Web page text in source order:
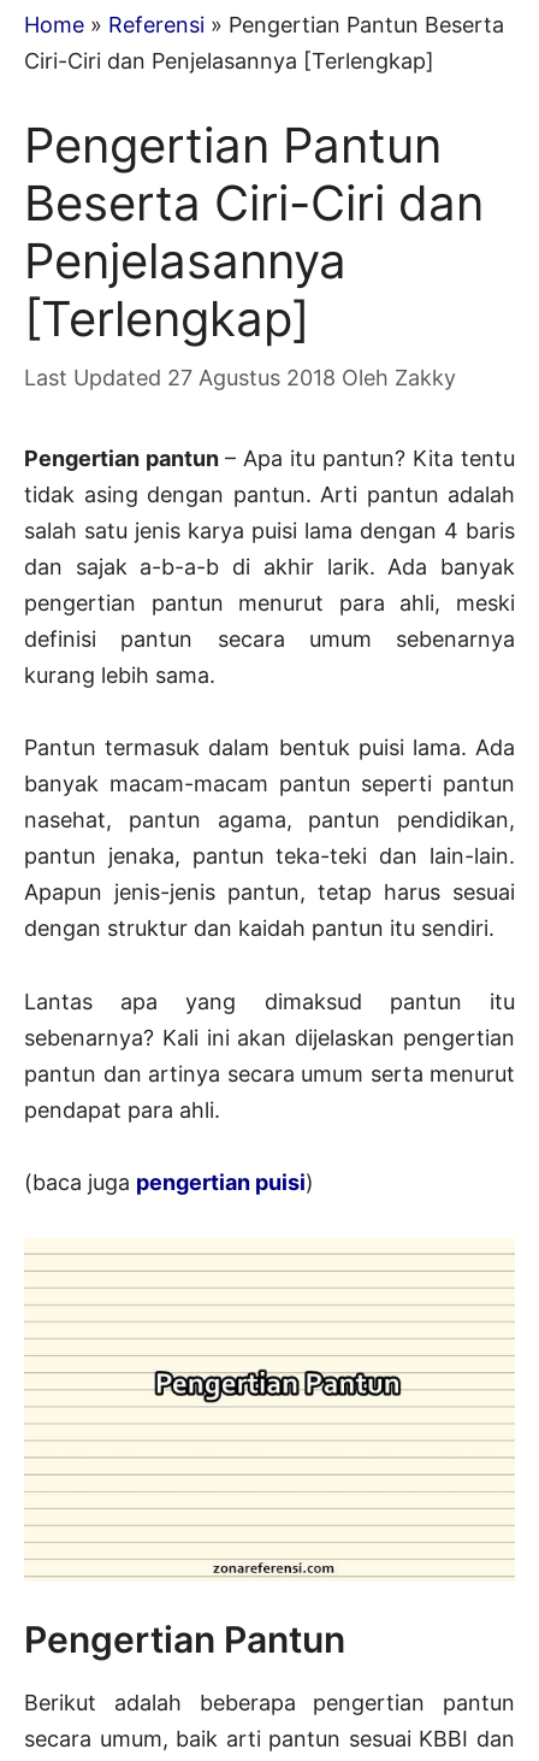
Home » Referensi » Pengertian Pantun Beserta
Ciri-Ciri dan Penjelasannya [Terlengkap]
Pengertian Pantun
Beserta Ciri-Ciri dan
Penjelasannya
[Terlengkap]
27 Agustus 2018 Oleh Zakky
Pengertian pantun – Apa itu pantun? Kita tentu
tidak asing dengan pantun. Arti pantun adalah
salah satu jenis karya puisi lama dengan 4 baris
dan sajak a-b-a-b di akhir larik. Ada banyak
pengertian pantun menurut para ahli, meski
definisi pantun secara umum sebenarnya
kurang lebih sama.
Pantun termasuk dalam bentuk puisi lama. Ada
banyak macam-macam pantun seperti pantun
nasehat, pantun agama, pantun pendidikan,
pantun jenaka, pantun teka-teki dan lain-lain.
Apapun jenis-jenis pantun, tetap harus sesuai
dengan struktur dan kaidah pantun itu sendiri.
Lantas apa yang dimaksud pantun itu
sebenarnya? Kali ini akan dijelaskan pengertian
pantun dan artinya secara umum serta menurut
pendapat para ahli.
(baca juga pengertian puisi)
Pengertian Pantun
Berikut adalah beberapa pengertian pantun
secara umum, baik arti pantun sesuai KBBI dan